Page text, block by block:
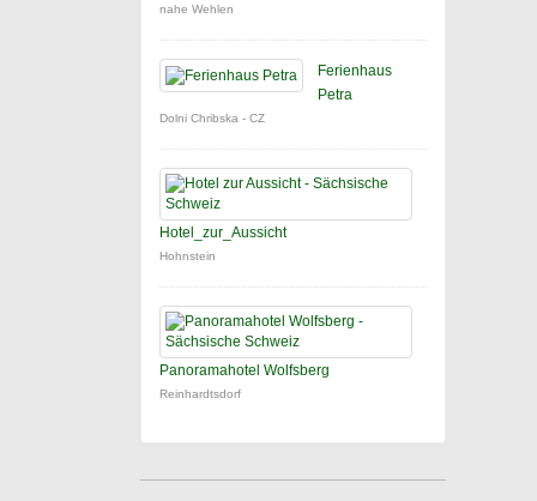
nahe Wehlen
Ferienhaus
Petra
Dolni Chribska - CZ
Hotel_zur_Aussicht
Hohnstein
Panoramahotel Wolfsberg
Reinhardtsdorf